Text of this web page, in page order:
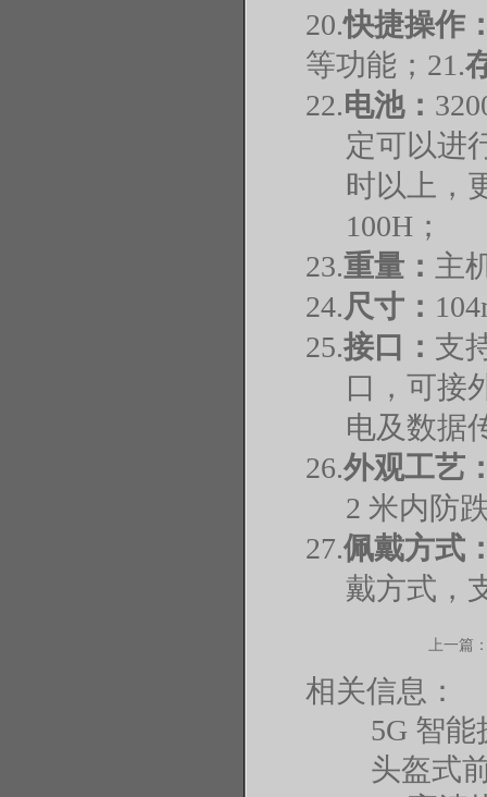
20.快捷操作
等功能； 21.
22.电池：
定可以进
时以上，
100H；
23.重量： 主
24.尺寸：
25.接口： 支
口，可接
电及数据
26.外观工艺
2 米内防
27.佩戴方式
戴方式，
上一篇
相关信息：
5G 智
头盔式